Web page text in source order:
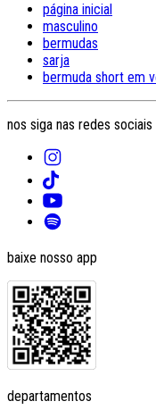
página inicial
masculino
bermudas
sarja
bermuda short em
nos siga nas redes sociais
baixe nosso app
departamentos